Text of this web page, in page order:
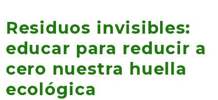
Residuos invisibles:
educar para reducir a
cero nuestra huella
ecológica